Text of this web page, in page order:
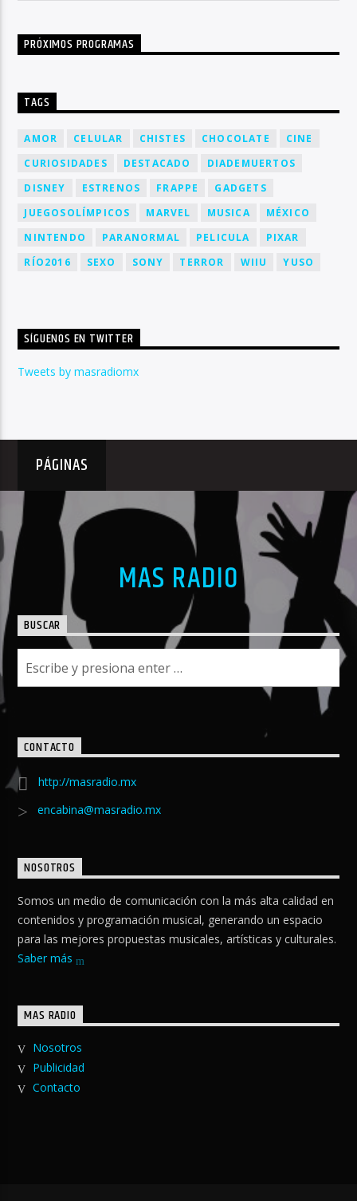
PRÓXIMOS PROGRAMAS
TAGS
AMOR CELULAR CHISTES CHOCOLATE
CINE
CURIOSIDADES
DESTACADO
DIADEMUERTOS
DISNEY
ESTRENOS FRAPPE
GADGETS
JUEGOSOLÍMPICOS
MARVEL MUSICA
MÉXICO
NINTENDO
PARANORMAL PELICULA
PIXAR
RÍO2016
SEXO SONY TERROR WIIU YUSO
SÍGUENOS EN TWITTER
Tweets by masradiomx
PÁGINAS
MAS RADIO
BUSCAR
CONTACTO
http://masradio.mx
encabina@masradio.mx
NOSOTROS
Somos un medio de comunicación con la más alta calidad en
contenidos y programación musical, generando un espacio
para las mejores propuestas musicales, artísticas y culturales.
Saber más
MAS RADIO
Nosotros
Publicidad
Contacto